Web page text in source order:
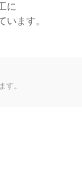
に
います。
す。